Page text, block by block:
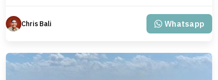
Chris Bali Whatsapp